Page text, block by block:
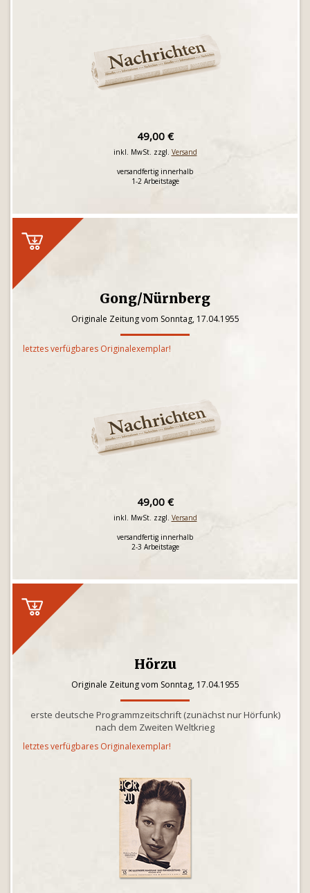
49,00 €
inkl. MwSt. zzgl. Versand
versandfertig innerhalb
1-2 Arbeitstage
Gong/Nürnberg
Originale Zeitung vom Sonntag, 17.04.1955
letztes verfügbares Originalexemplar!
49,00 €
inkl. MwSt. zzgl. Versand
versandfertig innerhalb
2-3 Arbeitstage
Hörzu
Originale Zeitung vom Sonntag, 17.04.1955
erste deutsche Programmzeitschrift (zunächst nur Hörfunk)
nach dem Zweiten Weltkrieg
letztes verfügbares Originalexemplar!